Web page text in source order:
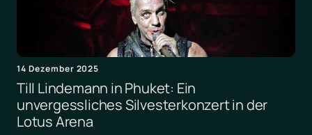
14 Dezember 2025
Till Lindemann in Phuket: Ein
unvergessliches Silvesterkonzert in der
Lotus Arena